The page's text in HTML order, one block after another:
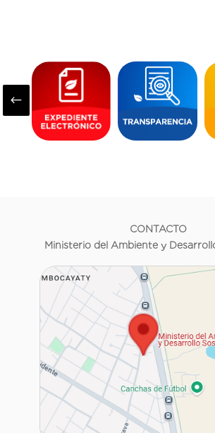
#
CONTACTO
Ministerio del Ambiente y